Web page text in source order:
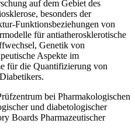
auf dem Gebiet des
besonders der
Funktionsbeziehungen von
für antiatherosklerotische
Genetik von
Aspekte im
für die Quantifizierung von
bei Pharmakologischen
und diabetologischer
Boards Pharmazeutischer